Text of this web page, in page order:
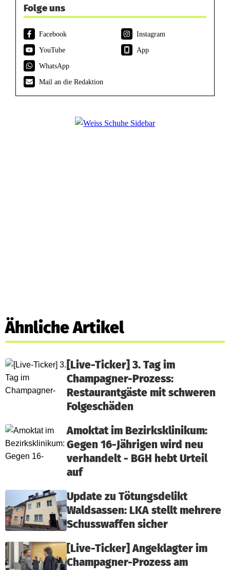
Folge uns
Facebook
Instagram
YouTube
App
WhatsApp
Mail an die Redaktion
Ähnliche Artikel
[Live-Ticker] 3. Tag im
Champagner-Prozess:
Restaurantgäste mit schweren
Folgeschäden
Amoktat im Bezirksklinikum:
Gegen 16-Jährigen wird neu
verhandelt - BGH hebt Urteil
auf
Update zu Tötungsdelikt
Waldsassen: LKA stellt mehrere
Schusswaffen sicher
[Live-Ticker] Angeklagter im
Champagner-Prozess am